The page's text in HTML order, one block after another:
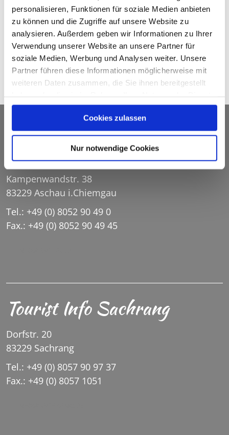
personalisieren, Funktionen für soziale Medien anbieten
zu können und die Zugriffe auf unsere Website zu
analysieren. Außerdem geben wir Informationen zu Ihrer
Verwendung unserer Website an unsere Partner für
soziale Medien, Werbung und Analysen weiter. Unsere
Partner führen diese Informationen möglicherweise mit
weiteren Daten zusammen, die Sie ihnen bereitgestellt
gesammelt haben.
Cookies zulassen
Nur notwendige Cookies
Anlass, dass Aschaus Erster Bürgermeister Werner
Weyerer (rechts) und Herbert Reiter von der Tourist
Info Aschau i.Chiemgau (ganz links) sich „am Set“
überzeugten. Die beiden Hauptdarsteller des Streifens
Michaela May und Jan Fedder zeigten sich erfreut, über
den Besuch der „Aschauer-Delegation".
Tourist Info Aschau im
Chiemgau
Kampenwandstr. 38
83229 Aschau i.Chiemgau
Tel.: +49 (0) 8052 90 49 0
Fax.: +49 (0) 8052 90 49 45
Tourist Info Sachrang
Dorfstr. 20
83229 Sachrang
Tel.: +49 (0) 8057 90 97 37
Fax.: +49 (0) 8057 1051